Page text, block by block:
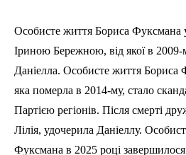
Особисте життя Бориса Фуксмана
Іриною Бережною, від якої в
Даніелла. Особисте життя
яка померла в 2014-му, стало
Партією регіонів. Після смерті
Лілія, удочерила Даніеллу.
Фуксмана в 2025 році